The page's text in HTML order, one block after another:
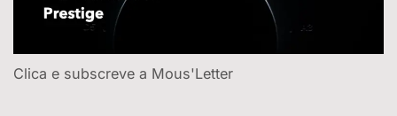
Clica e subscreve a Mous'Letter